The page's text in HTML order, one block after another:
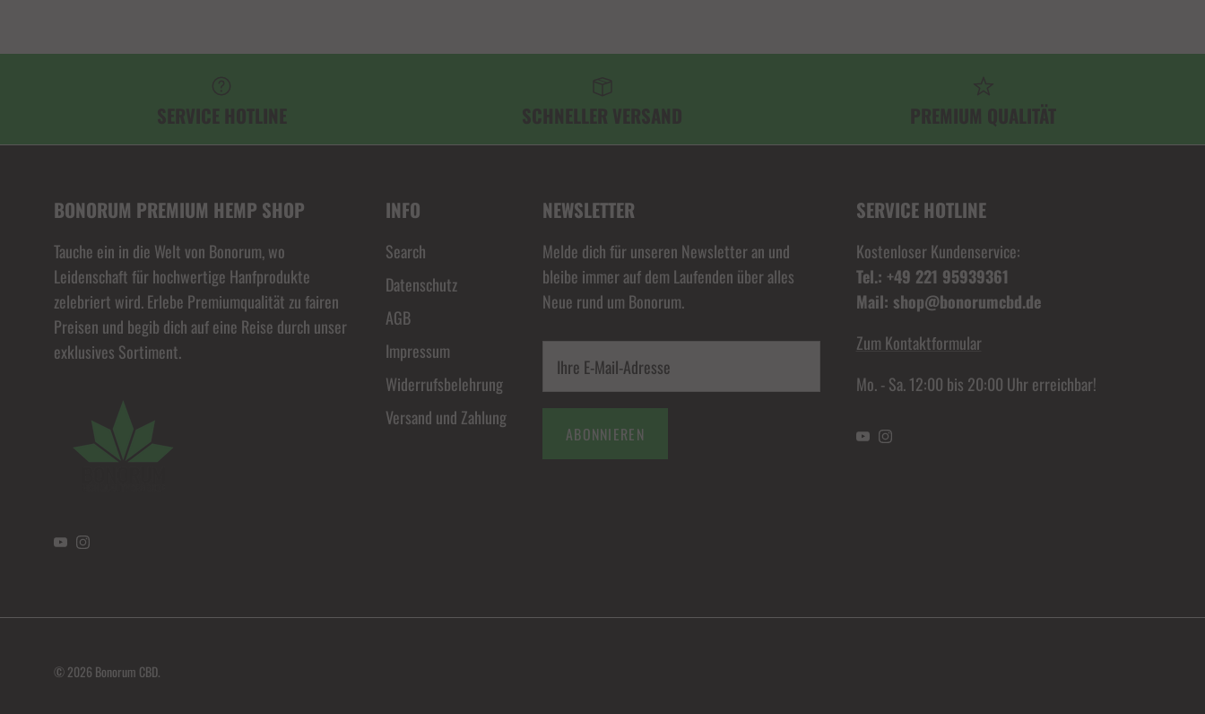
SERVICE HOTLINE SCHNELLER VERSAND PREMIUM QUALITÄT
BONORUM PREMIUM HEMP SHOP
Tauche ein in die Welt von Bonorum, wo
Leidenschaft für hochwertige Hanfprodukte
zelebriert wird. Erlebe Premiumqualität zu fairen
Preisen und begib dich auf eine Reise durch unser
exklusives Sortiment.
YouTubeInstagram
INFO
Search
Datenschutz
AGB
Impressum
Widerrufsbelehrung
Versand und Zahlung
NEWSLETTER
Melde dich für unseren Newsletter an und
bleibe immer auf dem Laufenden über alles
Neue rund um Bonorum.
ABONNIEREN
SERVICE HOTLINE
Kostenloser Kundenservice:
Tel.: +49 221 95939361
Mail: shop@bonorumcbd.de
Zum Kontaktformular
Mo. - Sa. 12:00 bis 20:00 Uhr erreichbar!
YouTubeInstagram
© 2026 Bonorum CBD.